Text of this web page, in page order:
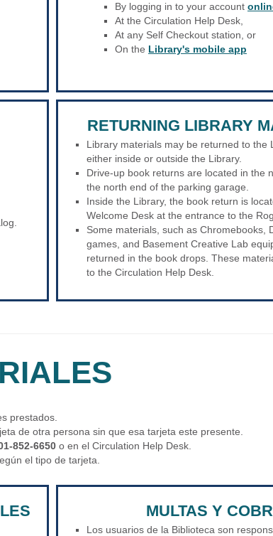
By logging in to your account
At the Circulation Help Desk,
At any Self Checkout station, or
On the Library's mobile app
RETURNING LIBRARY
Library materials may be returned to the
either inside or outside the Library.
Drive-up book returns are located in the
the north end of the parking garage.
Inside the Library, the book return is
Welcome Desk at the entrance to the
Some materials, such as Chromebooks,
games, and Basement Creative Lab
returned in the book drops. These
to the Circulation Help Desk.
prestados.
de otra persona sin que esa tarjeta este presente.
852-6650 o en el Circulation Help Desk.
el tipo de tarjeta.
MULTAS Y
Los usuarios de la Biblioteca son